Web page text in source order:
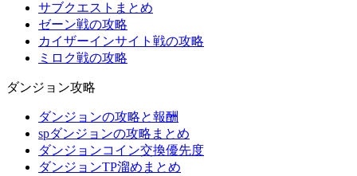
サブクエストまとめ
ゼーン戦の攻略
カイザーインサイト戦の攻略
ミロク戦の攻略
ダンジョン攻略
ダンジョンの攻略と報酬
spダンジョンの攻略まとめ
ダンジョンコイン交換優先度
ダンジョンTP溜めまとめ